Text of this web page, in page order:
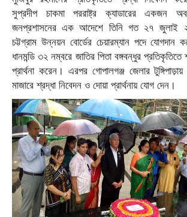
সুপ্রদীপ চাকমা পররাষ্ট্র ক্যাডারের একজন
জনপ্রশাসনের এক আদেশে তিনি গত ২৭ জুলাই
চট্টগ্রাম উন্নয়ন বোর্ডের চেয়ারম্যান পদে যোগদান
ধানমন্ডি ৩২ নম্বরে জাতির পিতা বঙ্গবন্ধুর প্রতিকৃতিতে
প্রার্থনা করেন। এরপর গোপালগঞ্জ জেলার টুঙ্গিপাড়ায়
মাজারে শ্রদ্ধা নিবেদন ও দোয়া প্রার্থনায় যোগ দেন।